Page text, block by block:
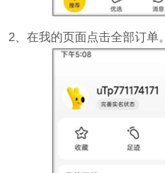
2、在我的页面点击全部订单。